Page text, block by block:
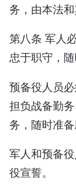
务，由本法
第八条 军人
忠于职守，随
预备役人员
担负战备勤
务，随时准
军人和预备
役宣誓。